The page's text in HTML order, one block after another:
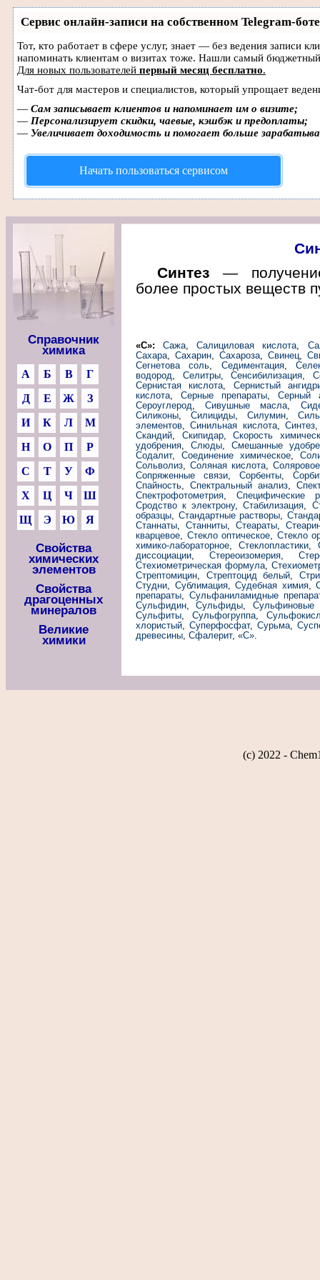
Сервис онлайн-записи на собственном Telegram-боте
Тот, кто работает в сфере услуг, знает — без ведения записи
напоминать клиентам о визитах тоже. Нашли самый
Для новых пользователей первый месяц бесплатно.
Чат-бот для мастеров и специалистов, который упрощает
— Сам записывает клиентов и напоминает им о визите;
— Персонализирует скидки, чаевые, кэшбэк и предоплаты;
— Увеличивает доходимость и помогает больше
Начать пользоваться сервисом
Справочник
химика
А Б В
Г
Д
Е Ж
З
И
К Л
М
Н
О П
Р
С
Т У
Ф
Х
Ц Ч
Ш
Щ
Э Ю Я
Свойства
химических
элементов
Свойства
драгоценных
минералов
Великие
химики
Синтез —
более простых веществ
«С»: Сажа,Салициловая кислота,
Сахара, Сахарин, Сахароза, Свинец,
Сегнетова соль, Седиментация,
водород, Селитры,Сенсибилизация,
Сернистая кислота, Сернистый
кислота, Серные препараты, Серный
Сероуглерод,Сивушные масла,
Силиконы, Силициды, Силумин,
элементов,Синильная кислота,Синтез
Скандий, Скипидар,Скорость
удобрения, Слюды, Смешанные
Содалит,Соединение химическое,
Сольволиз, Соляная кислота,
Сопряженные связи, Сорбенты,
Спайность, Спектральный анализ,
Спектрофотометрия, Специфические
Сродство к электрону,Стабилизация,
образцы, Стандартные растворы,
Станнаты, Станниты, Стеараты,
кварцевое, Стекло оптическое, Стекло
химико-лабораторное, Стеклопластики,
диссоциации, Стереоизомерия,
Стехиометрическая формула,
Стрептомицин, Стрептоцид белый,
Студни, Сублимация, Судебная химия,
препараты,Сульфаниламидные
Сульфидин,Сульфиды, Сульфиновые
Сульфиты, Сульфогруппа,
хлористый, Суперфосфат, Сурьма,
древесины, Сфалерит, «С».
(c) 2022 -